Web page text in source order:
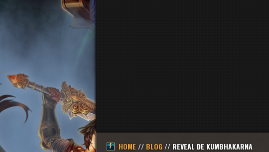
HOME // BLOG // REVEAL DE KUMBHAKARNA